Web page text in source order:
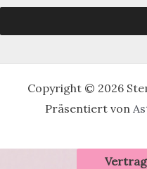
Copyright © 2026
Präsentiert von